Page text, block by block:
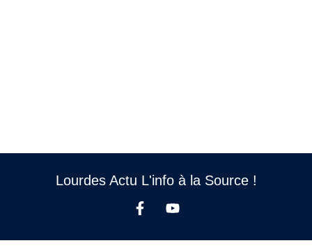
Lourdes Actu L'info à la Source !